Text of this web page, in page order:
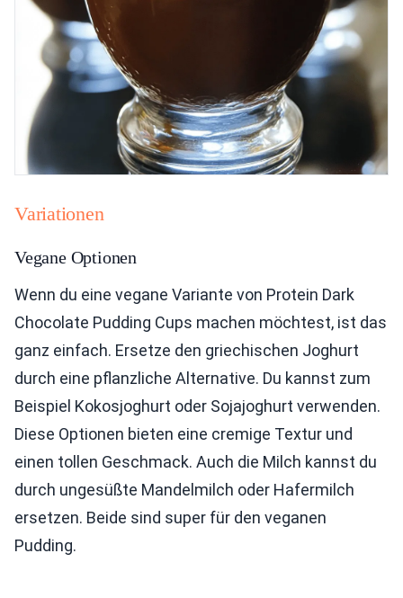
Variationen
Vegane Optionen
Wenn du eine vegane Variante von Protein Dark
Chocolate Pudding Cups machen möchtest, ist das
ganz einfach. Ersetze den griechischen Joghurt
durch eine pflanzliche Alternative. Du kannst zum
Beispiel Kokosjoghurt oder Sojajoghurt verwenden.
Diese Optionen bieten eine cremige Textur und
einen tollen Geschmack. Auch die Milch kannst du
durch ungesüßte Mandelmilch oder Hafermilch
ersetzen. Beide sind super für den veganen
Pudding.